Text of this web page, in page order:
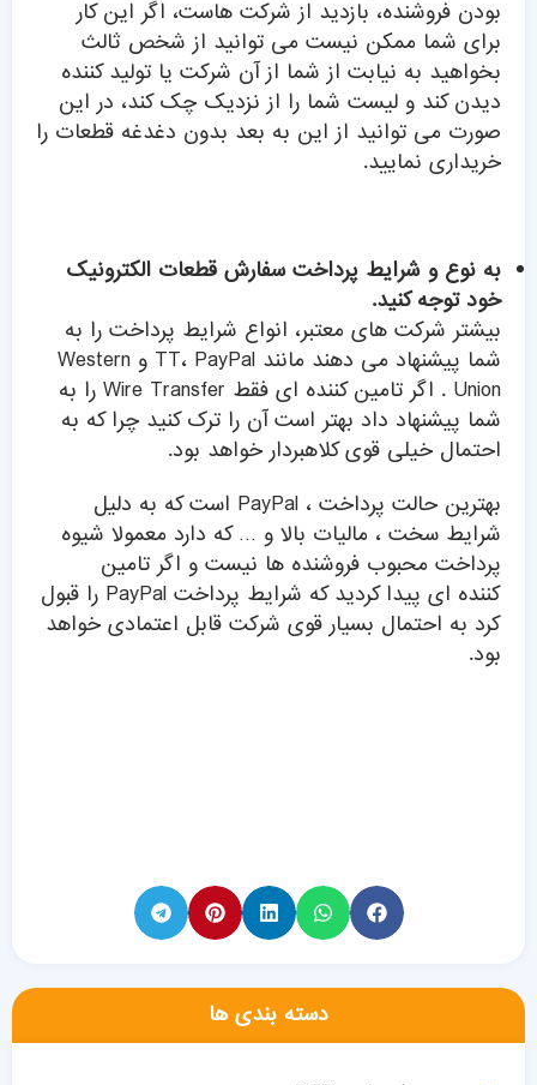
بودن فروشنده، بازدید از شرکت هاست، اگر این کار
برای شما ممکن نیست می توانید از شخص ثالث
بخواهید به نیابت از شما از آن شرکت یا تولید کننده
دیدن کند و لیست شما را از نزدیک چک کند، در این
صورت می توانید از این به بعد بدون دغدغه قطعات را
خریداری نمایید.
به نوع و شرایط پرداخت سفارش قطعات الکترونیک
خود توجه کنید.
بیشتر شرکت های معتبر، انواع شرایط پرداخت را به
شما پیشنهاد می دهند مانند TT، PayPal و Western
Union . اگر تامین کننده ای فقط Wire Transfer را به
شما پیشنهاد داد بهتر است آن را ترک کنید چرا که به
احتمال خیلی قوی کلاهبردار خواهد بود.
بهترین حالت پرداخت ، PayPal است که به دلیل
شرایط سخت ، مالیات بالا و … که دارد معمولا شیوه
پرداخت محبوب فروشنده ها نیست و اگر تامین
کننده ای پیدا کردید که شرایط پرداخت PayPal را قبول
کرد به احتمال بسیار قوی شرکت قابل اعتمادی خواهد
بود.
دسته بندی ها